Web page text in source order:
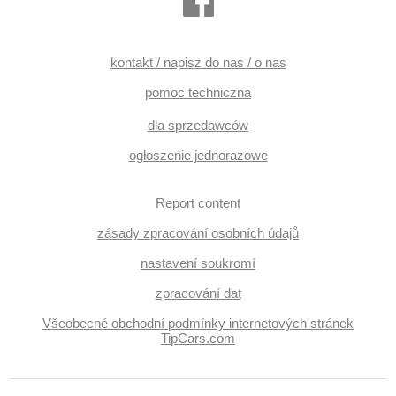
kontakt / napisz do nas / o nas
pomoc techniczna
dla sprzedawców
ogłoszenie jednorazowe
Report content
zásady zpracování osobních údajů
nastavení soukromí
zpracování dat
Všeobecné obchodní podmínky internetových stránek
TipCars.com